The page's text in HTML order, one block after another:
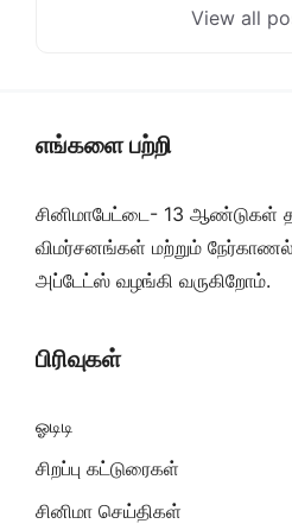
View all
எங்களை பற்றி
சினிமாபேட்டை- 13 ஆண்டுகள்
விமர்சனங்கள் மற்றும்
அப்டேட்ஸ் வழங்கி வருகிறோம்.
பிரிவுகள்
ஓடிடி
சிறப்பு கட்டுரைகள்
சினிமா செய்திகள்